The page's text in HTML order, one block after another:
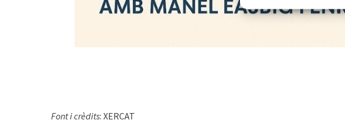
Font i crèdits: XERCAT